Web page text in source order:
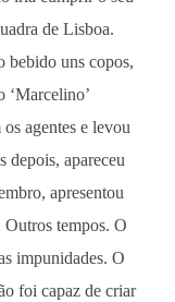
de Lisboa.
bebido uns copos,
‘Marcelino’
agentes e levou
depois, apareceu
apresentou
Outros tempos. O
impunidades. O
foi capaz de criar